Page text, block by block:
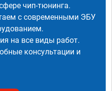
чип-тюнинга.
с современными ЭБУ
на все виды работ.
консультации и